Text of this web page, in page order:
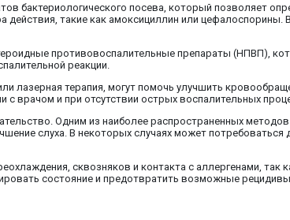
бактериологического посева, который позволяет
действия, такие как амоксициллин или
противовоспалительные препараты (НПВП),
реакции.
лазерная терапия, могут помочь улучшить
врачом и при отсутствии острых воспалительных
Одним из наиболее распространенных методов
слуха. В некоторых случаях может потребоваться
сквозняков и контакта с аллергенами, так
состояние и предотвратить возможные